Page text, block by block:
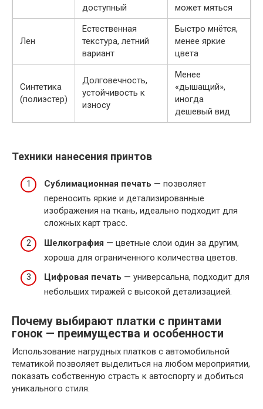
доступный
может мяться
Лен
Естественная
текстура, летний
вариант
Быстро мнётся,
менее яркие
цвета
Синтетика
(полиэстер)
Долговечность,
устойчивость к
износу
Менее
«дышащий»,
иногда
дешевый вид
Техники нанесения принтов
Сублимационная печать — позволяет
переносить яркие и детализированные
изображения на ткань, идеально подходит для
сложных карт трасс.
Шелкография — цветные слои один за другим,
хороша для ограниченного количества цветов.
Цифровая печать — универсальна, подходит для
небольших тиражей с высокой детализацией.
Почему выбирают платки с принтами
гонок — преимущества и особенности
Использование нагрудных платков с автомобильной
тематикой позволяет выделиться на любом мероприятии,
показать собственную страсть к автоспорту и добиться
уникального стиля.